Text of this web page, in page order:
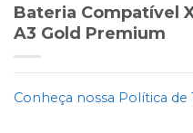
Bateria Compatível
A3 Gold Premium
Conheça nossa Política de